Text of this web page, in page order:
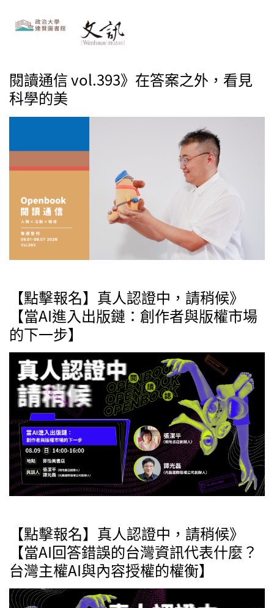
閱讀通信 vol.393》在答案之外，看見
科學的美
【點擊報名】真人認證中，請稍候》
【當AI進入出版鏈：創作者與版權市場
的下一步】
【點擊報名】真人認證中，請稍候》
【當AI回答錯誤的台灣資訊代表什麼？
台灣主權AI與內容授權的權衡】